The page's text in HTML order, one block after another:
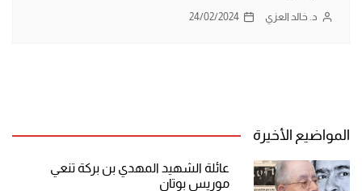
د. خالد العزي 24/02/2024
المواضيع الأخيرة
عائلة الشهيد المهدي بن بركة تنعي
موريس بوتان